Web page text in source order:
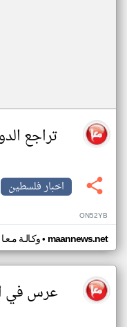
تراجع
اخبار فلسطين
ON52YB
وكـالـة مـعـا• maannews.net
عرس في